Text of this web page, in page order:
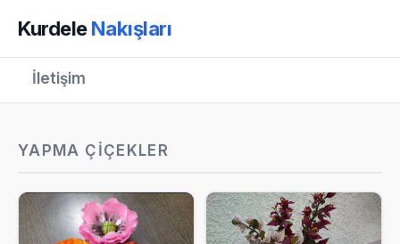
KurdeleNakışları
İletişim
YAPMA ÇIÇEKLER